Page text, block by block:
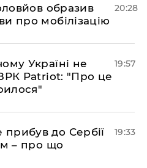
образив
про мобілізацію
20:28
Україні не
Patriot: "Про це
19:57
до Сербії
– про що
19:33